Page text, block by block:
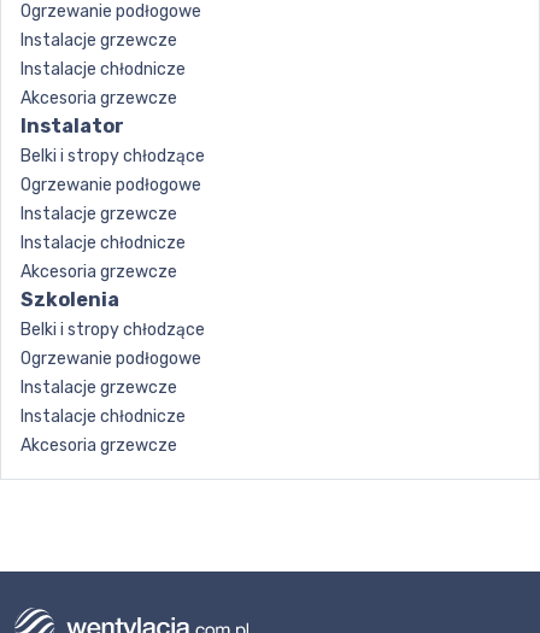
Ogrzewanie podłogowe
Instalacje grzewcze
Instalacje chłodnicze
Akcesoria grzewcze
Instalator
Belki i stropy chłodzące
Ogrzewanie podłogowe
Instalacje grzewcze
Instalacje chłodnicze
Akcesoria grzewcze
Szkolenia
Belki i stropy chłodzące
Ogrzewanie podłogowe
Instalacje grzewcze
Instalacje chłodnicze
Akcesoria grzewcze